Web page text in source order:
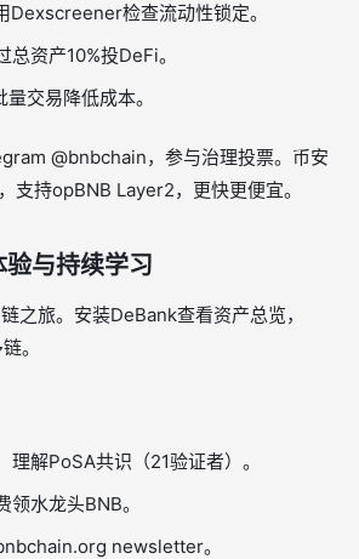
Dexscreener检查流动性锁定。
总资产10%投DeFi。
交易降低成本。
@bnbchain，参与治理投票。币安
支持opBNB Layer2，更快更便宜。
与持续学习
之旅。安装DeBank查看资产总览，
。
理解PoSA共识（21验证者）。
领水龙头BNB。
newsletter。